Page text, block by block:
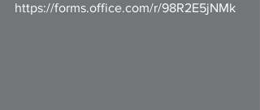
https://forms.office.com/r/98R2E5jNMk